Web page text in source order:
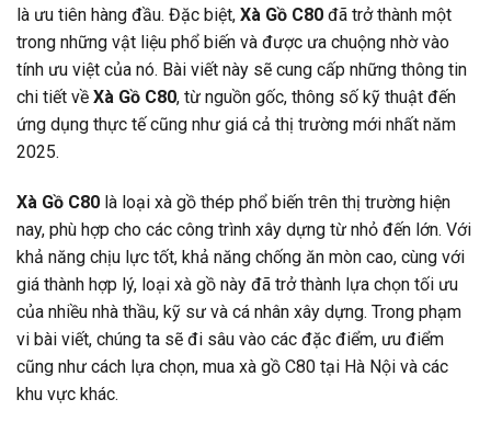
là ưu tiên hàng đầu. Đặc biệt, Xà Gồ C80 đã trở thành một
trong những vật liệu phổ biến và được ưa chuộng nhờ vào
tính ưu việt của nó. Bài viết này sẽ cung cấp những thông tin
chi tiết về Xà Gồ C80, từ nguồn gốc, thông số kỹ thuật đến
ứng dụng thực tế cũng như giá cả thị trường mới nhất năm
2025.
Xà Gồ C80 là loại xà gồ thép phổ biến trên thị trường hiện
nay, phù hợp cho các công trình xây dựng từ nhỏ đến lớn. Với
khả năng chịu lực tốt, khả năng chống ăn mòn cao, cùng với
giá thành hợp lý, loại xà gồ này đã trở thành lựa chọn tối ưu
của nhiều nhà thầu, kỹ sư và cá nhân xây dựng. Trong phạm
vi bài viết, chúng ta sẽ đi sâu vào các đặc điểm, ưu điểm
cũng như cách lựa chọn, mua xà gồ C80 tại Hà Nội và các
khu vực khác.